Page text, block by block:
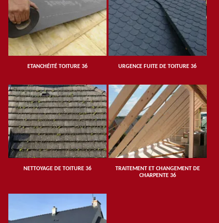
ETANCHÉITÉ TOITURE 36 URGENCE FUITE DE TOITURE 36
NETTOYAGE DE TOITURE 36
TRAITEMENT ET CHANGEMENT DE
CHARPENTE 36